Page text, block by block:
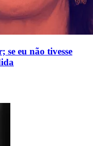
eu não tivesse